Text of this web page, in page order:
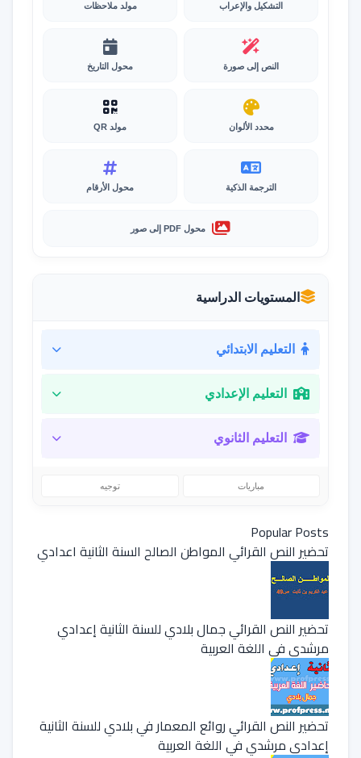
التشكيل والإعراب مولد ملاحظات
النص إلى صورة محول التاريخ
محدد الألوان مولد QR
الترجمة الذكية محول الأرقام
محول PDF إلى صور
المستويات الدراسية
التعليم الابتدائي
التعليم الإعدادي
التعليم الثانوي
مباريات توجيه
Popular Posts
تحضير النص القرائي المواطن الصالح السنة الثانية اعدادي
تحضير النص القرائي جمال بلادي للسنة الثانية إعدادي
مرشدي في اللغة العربية
تحضير النص القرائي روائع المعمار في بلادي للسنة الثانية
إعدادي مرشدي في اللغة العربية